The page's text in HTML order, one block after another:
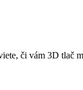
či vám 3D tlač